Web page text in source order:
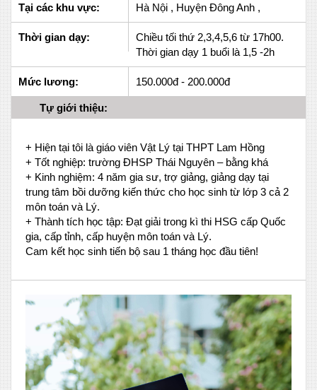
Tại các khu vực: Hà Nội , Huyện Đông Anh ,
Thời gian dạy:
Chiều tối thứ 2,3,4,5,6 từ 17h00.
Thời gian dạy 1 buổi là 1,5 -2h
Mức lương: 150.000đ - 200.000đ
Tự giới thiệu:
+ Hiện tại tôi là giáo viên Vật Lý tại THPT Lam Hồng
+ Tốt nghiệp: trường ĐHSP Thái Nguyên – bằng khá
+ Kinh nghiệm: 4 năm gia sư, trợ giảng, giảng dạy tại
trung tâm bồi dưỡng kiến thức cho học sinh từ lớp 3 cả 2
môn toán và Lý.
+ Thành tích học tập: Đạt giải trong kì thi HSG cấp Quốc
gia, cấp tỉnh, cấp huyện môn toán và Lý.
Cam kết học sinh tiến bộ sau 1 tháng học đầu tiên!